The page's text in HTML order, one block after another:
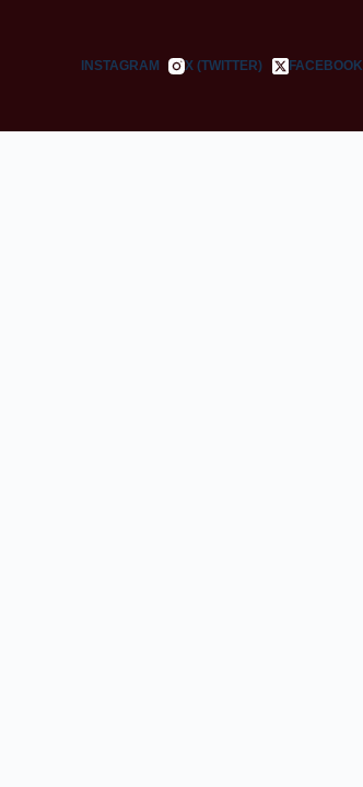
FACEBOOK
X (TWITTER)
INSTAGRAM